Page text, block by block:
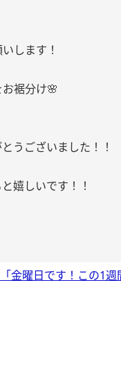
します！
裾分け🌸
うございました！！
嬉しいです！！
金曜日です！この1